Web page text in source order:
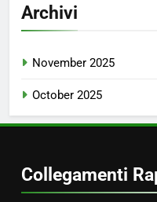
Archivi
November 2025
October 2025
Collegamenti